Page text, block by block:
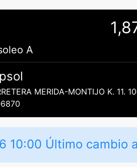
A
MERIDA-MONTIJO K. 11.
10:00 Último cambio